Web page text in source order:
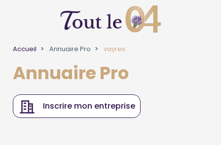
Accueil Annuaire Pro vayres
Annuaire Pro
Inscrire mon entreprise